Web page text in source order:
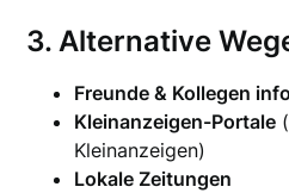
3. Alternative
Freunde & Kollegen
Kleinanzeigen-Portale
Kleinanzeigen)
Lokale Zeitungen